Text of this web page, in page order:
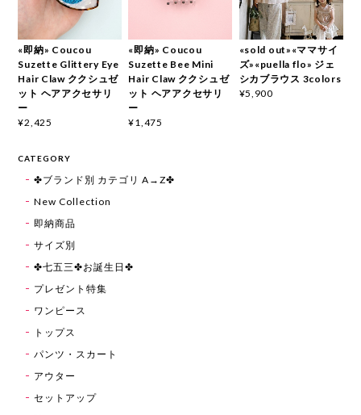
«即納» Coucou
Suzette Glittery Eye
Hair Claw ククシュゼ
ット ヘアアクセサリ
ー
¥2,425
«即納» Coucou
Suzette Bee Mini
Hair Claw ククシュゼ
ット ヘアアクセサリ
ー
¥1,475
«sold out»«ママサイ
ズ»«puella flo» ジェ
シカブラウス 3colors
¥5,900
CATEGORY
✤ブランド別 カテゴリ A→Z✤
New Collection
即納商品
サイズ別
✤七五三✤お誕生日✤
プレゼント特集
ワンピース
トップス
パンツ・スカート
アウター
セットアップ